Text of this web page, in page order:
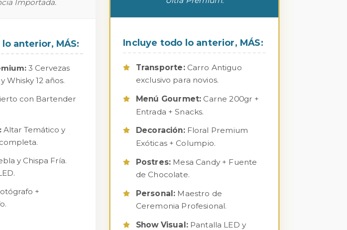
Importada.
anterior, MÁS:
3 Cervezas
Whisky 12 años.
con Bartender
Altar Temático y
y Chispa Fría.
+
Incluye todo lo anterior, MÁS:
Transporte:Carro Antiguo
exclusivo para novios.
Menú Gourmet:Carne 200gr +
Entrada + Snacks.
Decoración:Floral Premium
Exóticas + Columpio.
Postres:Mesa Candy + Fuente
de Chocolate.
Personal:Maestro de
Ceremonia Profesional.
Show Visual:Pantalla LED y